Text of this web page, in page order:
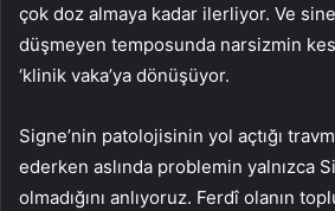
çok doz almaya kadar ilerliyor. Ve
düşmeyen temposunda narsizmin
‘klinik vaka’ya dönüşüyor.
Signe’nin patolojisinin yol açtığı
ederken aslında problemin yalnızca
olmadığını anlıyoruz. Ferdî olanın